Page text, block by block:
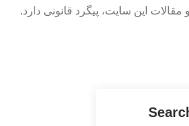
این سایت، پیگرد قانونی دارد.